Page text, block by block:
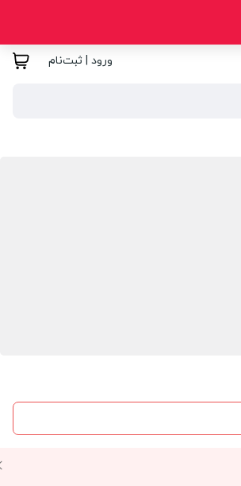
ورود | ثبت‌نام